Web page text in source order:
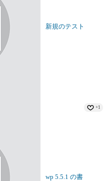
新規のテスト
+1
wp 5.5.1 の書